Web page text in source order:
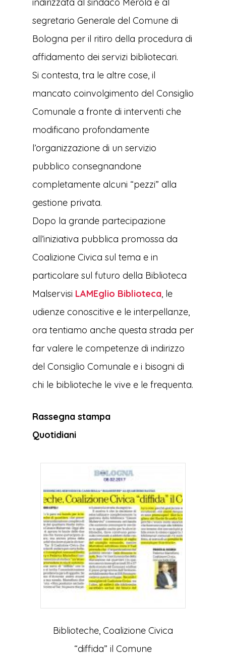
segretario Generale del Comune di
Bologna per il ritiro della procedura di
affidamento dei servizi bibliotecari.
Si contesta, tra le altre cose, il
mancato coinvolgimento del Consiglio
Comunale a fronte di interventi che
modificano profondamente
l’organizzazione di un servizio
pubblico consegnandone
completamente alcuni “pezzi” alla
gestione privata.
Dopo la grande partecipazione
all’iniziativa pubblica promossa da
Coalizione Civica sul tema e in
particolare sul futuro della Biblioteca
Malservisi LAMEglio Biblioteca, le
udienze conoscitive e le interpellanze,
ora tentiamo anche questa strada per
far valere le competenze di indirizzo
del Consiglio Comunale e i bisogni di
chi le biblioteche le vive e le frequenta.
Rassegna stampa
Quotidiani
Biblioteche, Coalizione Civica
“diffida” il Comune